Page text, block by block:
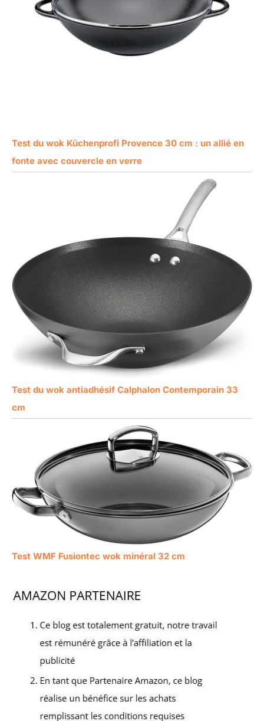
Test du wok Küchenprofi Provence 30 cm : un allié en
fonte avec couvercle en verre
Test du wok antiadhésif Calphalon Contemporain 33
cm
Test WMF Fusiontec wok minéral 32 cm